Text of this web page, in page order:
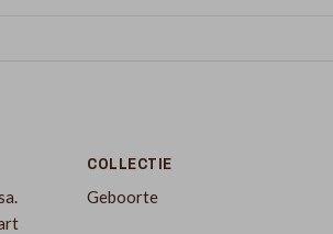
COLLECTIE
Geboorte